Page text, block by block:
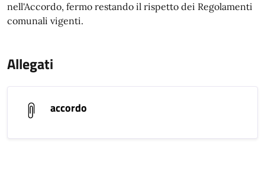
nell'Accordo, fermo restando il rispetto dei Regolamenti
comunali vigenti.
Allegati
accordo